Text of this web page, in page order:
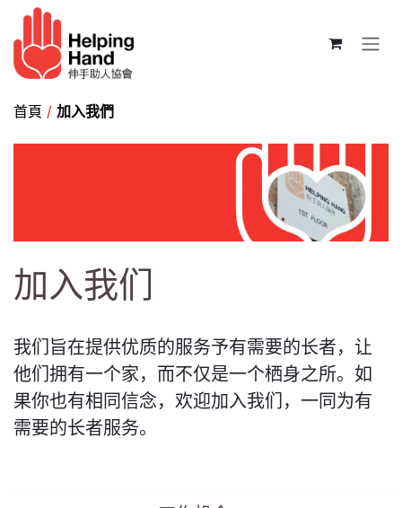
跳至内容
首頁 / 加入我們
加入我们
我们旨在提供优质的服务予有需要的长者，让
他们拥有一个家，而不仅是一个栖身之所。如
果你也有相同信念，欢迎加入我们，一同为有
需要的长者服务。